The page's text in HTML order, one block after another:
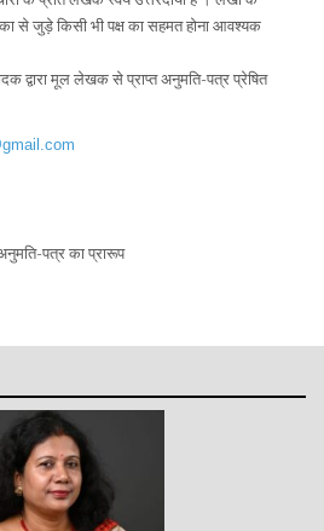
से जुड़े किसी भी पक्ष का सहमत होना आवश्यक
द्वारा मूल लेखक से प्राप्त अनुमति-पत्र प्रेषित
पत्र का प्रारूप